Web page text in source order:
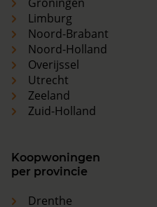
Limburg
Noord-Brabant
Noord-Holland
Overijssel
Utrecht
Zeeland
Zuid-Holland
Koopwoningen
per provincie
Drenthe